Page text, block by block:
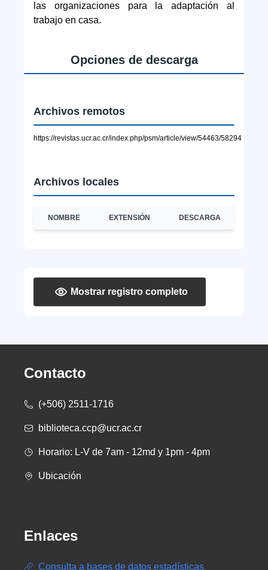
las organizaciones para la adaptación al
trabajo en casa.
Opciones de descarga
Archivos remotos
https://revistas.ucr.ac.cr/index.php/psm/article/view/54463/58294
Archivos locales
NOMBRE EXTENSIÓN DESCARGA
Mostrar registro completo
Contacto
(+506) 2511-1716
biblioteca.ccp@ucr.ac.cr
Horario: L-V de 7am - 12md y 1pm - 4pm
Ubicación
Enlaces
Consulta a bases de datos estadísticas